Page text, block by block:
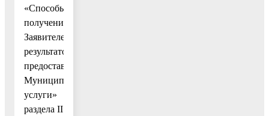
«Способы
получения
Заявителем
результатов
предоставления
Муниципальной
услуги»
раздела II